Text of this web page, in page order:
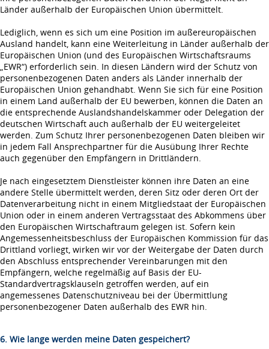
Länder außerhalb der Europäischen Union übermittelt.
Lediglich, wenn es sich um eine Position im außereuropäischen
Ausland handelt, kann eine Weiterleitung in Länder außerhalb der
Europäischen Union (und des Europäischen Wirtschaftsraums
„EWR“) erforderlich sein. In diesen Ländern wird der Schutz von
personenbezogenen Daten anders als Länder innerhalb der
Europäischen Union gehandhabt. Wenn Sie sich für eine Position
in einem Land außerhalb der EU bewerben, können die Daten an
die entsprechende Auslandshandelskammer oder Delegation der
deutschen Wirtschaft auch außerhalb der EU weitergeleitet
werden. Zum Schutz Ihrer personenbezogenen Daten bleiben wir
in jedem Fall Ansprechpartner für die Ausübung Ihrer Rechte
auch gegenüber den Empfängern in Drittländern.
Je nach eingesetztem Dienstleister können ihre Daten an eine
andere Stelle übermittelt werden, deren Sitz oder deren Ort der
Datenverarbeitung nicht in einem Mitgliedstaat der Europäischen
Union oder in einem anderen Vertragsstaat des Abkommens über
den Europäischen Wirtschaftraum gelegen ist. Sofern kein
Angemessenheitsbeschluss der Europäischen Kommission für das
Drittland vorliegt, wirken wir vor der Weitergabe der Daten durch
den Abschluss entsprechender Vereinbarungen mit den
Empfängern, welche regelmäßig auf Basis der EU-
Standardvertragsklauseln getroffen werden, auf ein
angemessenes Datenschutzniveau bei der Übermittlung
personenbezogener Daten außerhalb des EWR hin.
6. Wie lange werden meine Daten gespeichert?